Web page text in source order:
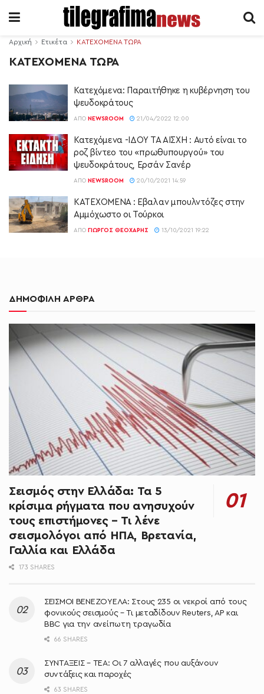
Αρχική Ετικέτα ΚΑΤΕΧΟΜΕΝΑ ΤΩΡΑ
ΚΑΤΕΧΟΜΕΝΑ ΤΩΡΑ
Κατεχόμενα: Παραιτήθηκε η κυβέρνηση του
ψευδοκράτους
ΑΠΌ NEWSROOM 21/04/2022 12:00
Κατεχόμενα -ΙΔΟΥ ΤΑ ΑΙΣΧΗ : Αυτό είναι το
ροζ βίντεο του «πρωθυπουργού» του
ψευδοκράτους, Ερσάν Σανέρ
ΑΠΌ NEWSROOM 20/10/2021 14:59
ΚΑΤΕΧΟΜΕΝΑ : Έβαλαν μπουλντόζες στην
Αμμόχωστο οι Τούρκοι
ΑΠΌ ΓΙΏΡΓΟΣ ΘΕΟΧΆΡΗΣ 13/10/2021 19:22
ΔΗΜΟΦΙΛΗ ΑΡΘΡΑ
Σεισμός στην Ελλάδα: Τα 5
κρίσιμα ρήγματα που ανησυχούν
τους επιστήμονες – Τι λένε
σεισμολόγοι από ΗΠΑ, Βρετανία,
Γαλλία και Ελλάδα
173 SHARES
ΣΕΙΣΜΟΙ ΒΕΝΕΖΟΥΕΛΑ: Στους 235 οι νεκροί από τους
φονικούς σεισμούς – Τι μεταδίδουν Reuters, AP και
BBC για την ανείπωτη τραγωδία
66 SHARES
ΣΥΝΤΑΞΕΙΣ – ΤΕΑ: Οι 7 αλλαγές που αυξάνουν
συντάξεις και παροχές
63 SHARES